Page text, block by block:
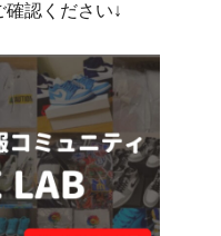
認ください↓